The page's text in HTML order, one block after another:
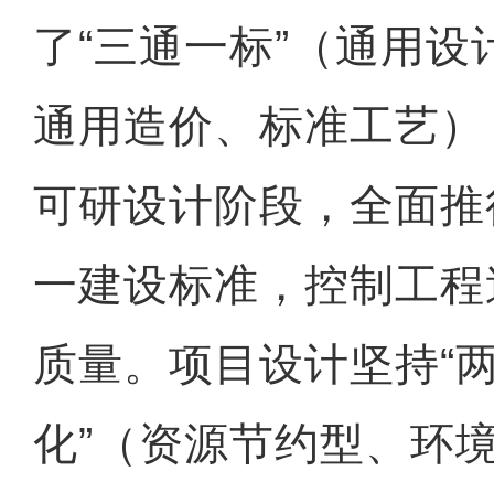
了“三通一标”（通用
通用造价、标准工艺
可研设计阶段，全面
一建设标准，控制工
质量。项目设计坚持“
化”（资源节约型、环